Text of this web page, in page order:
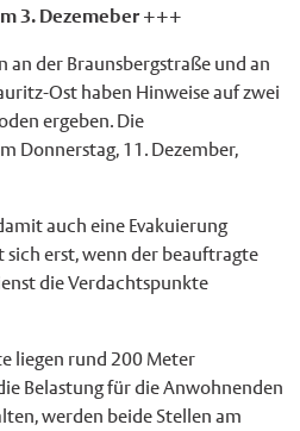
3. Dezemeber +++
der Braunsbergstraße und an
Ost haben Hinweise auf zwei
ergeben. Die
Donnerstag, 11. Dezember,
auch eine Evakuierung
erst, wenn der beauftragte
die Verdachtspunkte
liegen rund 200 Meter
Belastung für die Anwohnenden
werden beide Stellen am